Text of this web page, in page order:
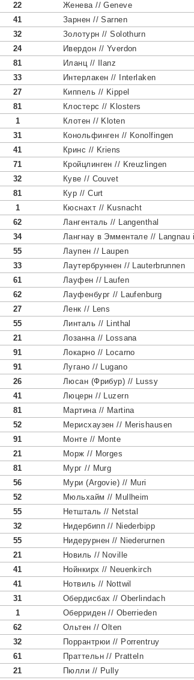
22
Женева // Geneve
41
Зарнен // Sarnen
32
Золотурн // Solothurn
24
Ивердон // Yverdon
81
Иланц // Ilanz
33
Интерлакен // Interlaken
27
Киппель // Kippel
81
Клостерс // Klosters
1
Клотен // Kloten
31
Конольфинген // Konolfingen
41
Кринс // Kriens
71
Кройцлинген // Kreuzlingen
32
Куве // Couvet
81
Кур // Curt
1
Кюснахт // Kusnacht
62
Лангенталь // Langenthal
34
Лангнау в Эмментале // Langnau
55
Лаупен // Laupen
33
Лаутербруннен // Lauterbrunnen
61
Лауфен // Laufen
62
Лауфенбург // Laufenburg
27
Ленк // Lens
55
Линталь // Linthal
21
Лозанна // Lossana
91
Локарно // Locarno
91
Лугано // Lugano
26
Люсан (Фрибур) // Lussy
41
Люцерн // Luzern
81
Мартина // Martina
52
Мерисхаузен // Merishausen
91
Монте // Monte
21
Морж // Morges
81
Мург // Murg
56
Мури (Argovie) // Muri
52
Мюльхайм // Mullheim
55
Нетшталь // Netstal
32
Нидербипп // Niederbipp
55
Нидерурнен // Niederurnen
21
Новиль // Noville
41
Нойнкирх // Neuenkirch
41
Нотвиль // Nottwil
31
Обердисбах // Oberlindach
1
Оберриден // Oberrieden
62
Ольтен // Olten
32
Поррантрюи // Porrentruy
61
Праттельн // Pratteln
21
Пюлли // Pully